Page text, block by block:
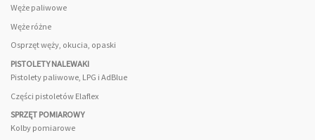
Węże paliwowe
Węże różne
Osprzęt węży, okucia, opaski
PISTOLETY NALEWAKI
Pistolety paliwowe, LPG i AdBlue
Części pistoletów Elaflex
SPRZĘT POMIAROWY
Kolby pomiarowe